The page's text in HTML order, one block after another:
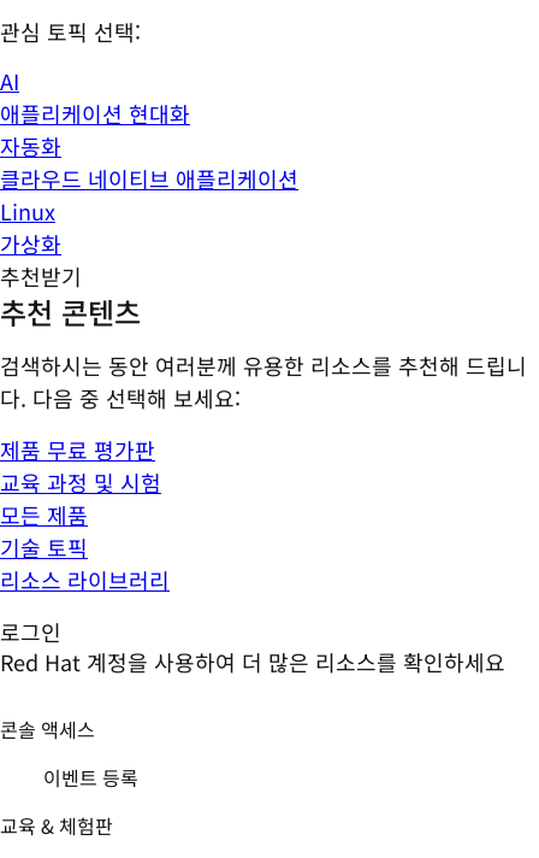
관심 토픽 선택:
AI
애플리케이션 현대화
자동화
클라우드 네이티브 애플리케이션
Linux
가상화
추천받기
추천 콘텐츠
검색하시는 동안 여러분께 유용한 리소스를 추천해 드립니
다. 다음 중 선택해 보세요:
제품 무료 평가판
교육 과정 및 시험
모든 제품
기술 토픽
리소스 라이브러리
로그인
Red Hat 계정을 사용하여 더 많은 리소스를 확인하세요
콘솔 액세스
이벤트 등록
교육 & 체험판